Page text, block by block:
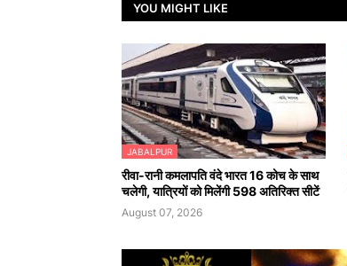
YOU MIGHT LIKE
JABALPUR
रीवा-रानी कमलापति वंदे भारत 16 कोच के साथ
चलेगी, यात्रियों को मिलेंगी 598 अतिरिक्त सीटें
August 07, 2026